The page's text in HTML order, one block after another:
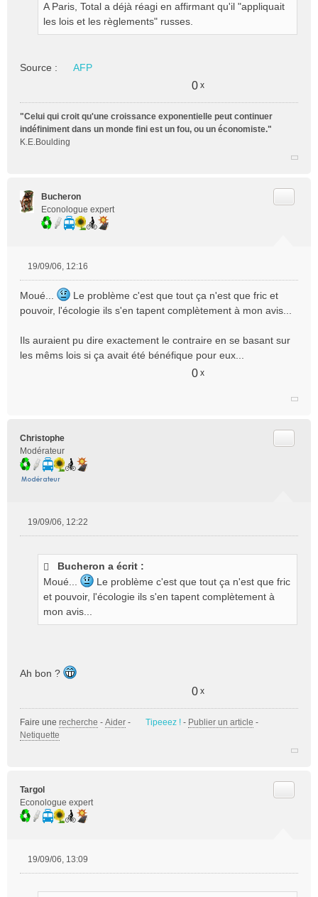
A Paris, Total a déjà réagi en affirmant qu'il "appliquait
les lois et les règlements" russes.
Source : AFP
0 x
"Celui qui croit qu'une croissance exponentielle peut continuer
indéfiniment dans un monde fini est un fou, ou un économiste."
K.E.Boulding
Bucheron
Econologue expert
s
s
g
e
19/09/06, 12:16
Moué...
Le problème c'est que tout ça n'est que fric et
pouvoir, l'écologie ils s'en tapent complètement à mon avis...
Ils auraient pu dire exactement le contraire en se basant sur
les mêms lois si ça avait été bénéfique pour eux...
0 x
Christophe
Modérateur
u
19/09/06, 12:22
Bucheron a écrit :
Moué...
Le problème c'est que tout ça n'est que fric
et pouvoir, l'écologie ils s'en tapent complètement à
mon avis...
Ah bon ?
0 x
Faire une recherche - Aider - Tipeeez ! - Publier un article -
Netiquette
Targol
Econologue expert
19/09/06, 13:09